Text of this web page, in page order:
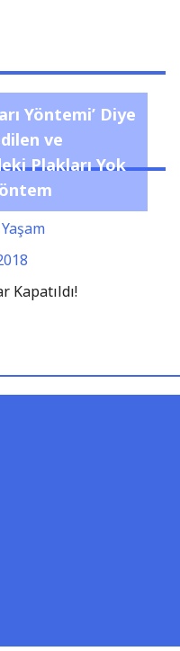
Yöntemi’ Diye
ve
Plakları Yok
Kapatıldı!